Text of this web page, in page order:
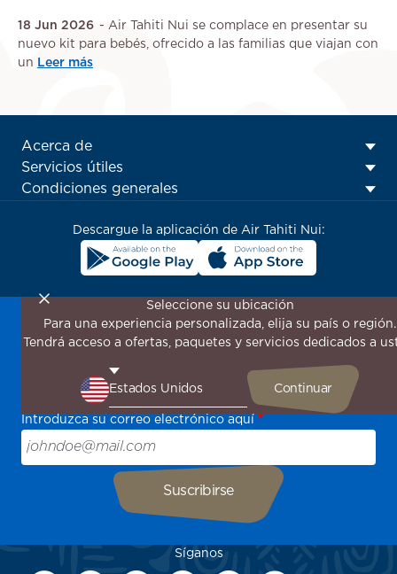
18 Jun 2026
Air Tahiti Nui se complace en presentar su
nuevo kit para bebés, ofrecido a las familias que viajan con
un
Leer más
ATN:
Footer
menu
block
Acerca de
Servicios útiles
Condiciones generales
Descargue la aplicación de Air Tahiti Nui:
¡Suscríbase a nuestro boletín de noticias para recibir las
últimas novedades!
promociones especiales, descubra nuestros destinos y
encuentre inspiración para su próximo viaje.
Introduzca su correo electrónico aquí
Síganos
Seleccione su ubicación
Para una experiencia personalizada, elija su país o región.
Tendrá acceso a ofertas, paquetes y servicios dedicados a